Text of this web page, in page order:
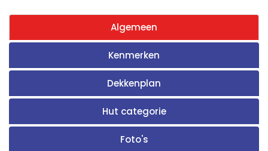
Algemeen
Kenmerken
Dekkenplan
Hut categorie
Foto's